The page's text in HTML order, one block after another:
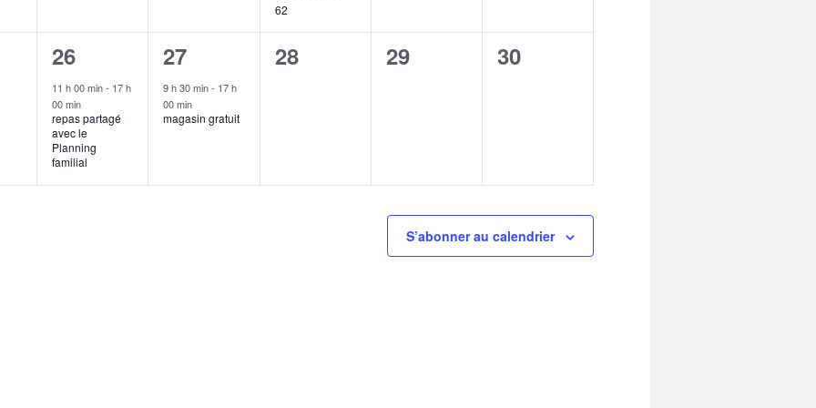
62
1
évènement,
26
11 h 00 min- 17 h
00 min
repas partagé
avec le
Planning
familial
1
évènement,
27
9 h 30 min- 17 h
00 min
magasin gratuit
0
28
0
29
0
30
S’abonner au calendrier